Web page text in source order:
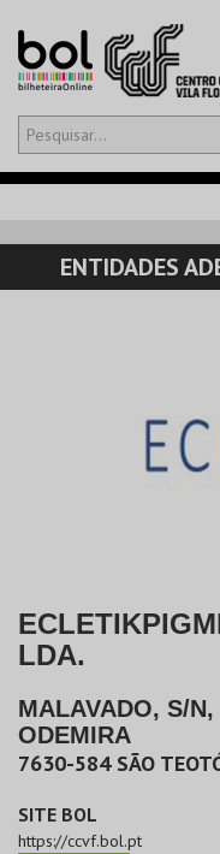
Olá,iniciar sessão
CARRINHO
EVENTOS
ENTIDADES
LDA.
MALAVADO, S/
ODEMIRA
7630-584 SÃO
SITE BOL
https://ccvf.bol.pt